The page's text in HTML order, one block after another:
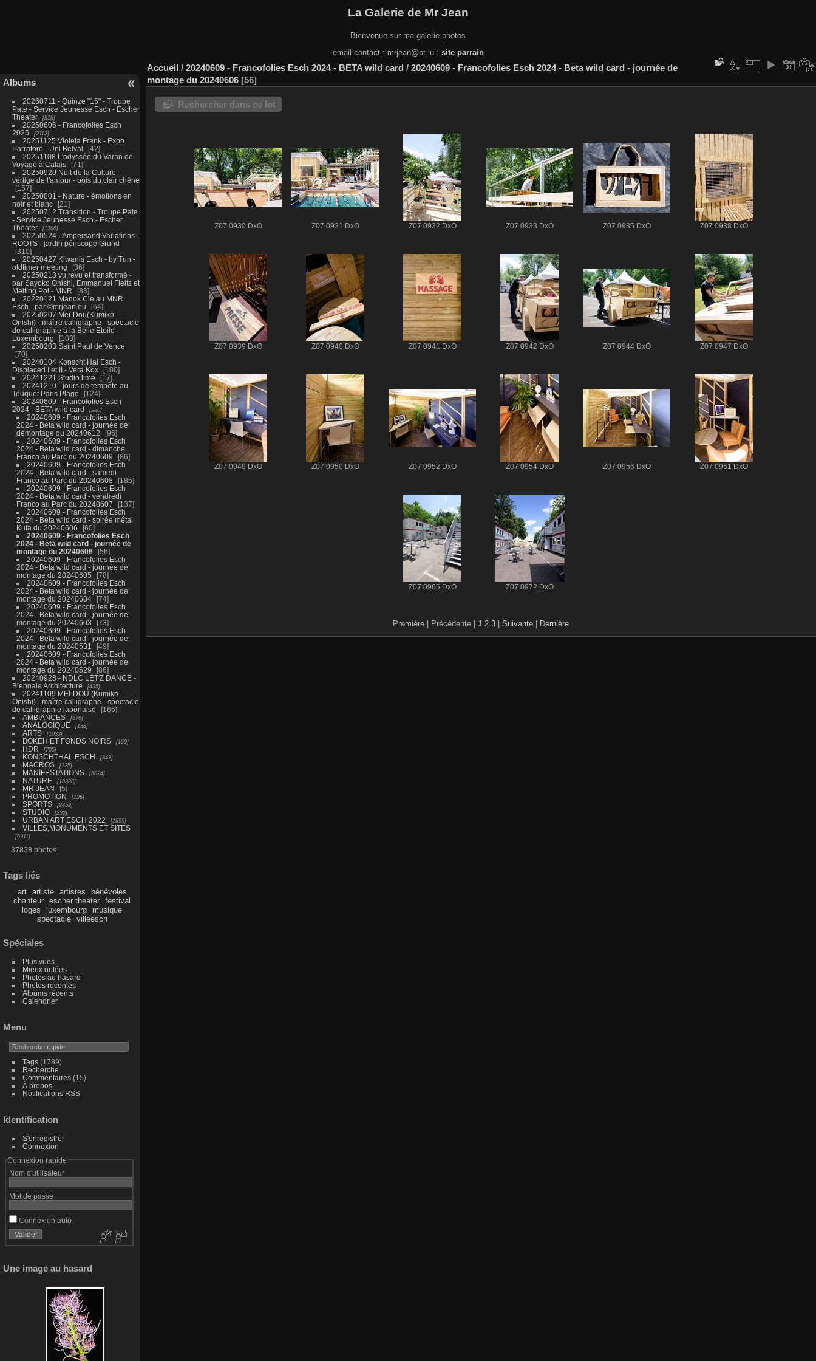
La Galerie de Mr Jean
Bienvenue sur ma galerie photos
email contact : mrjean@pt.lu : site parrain
Albums
20260711 - Quinze "15" - Troupe
Pate - Service Jeunesse Esch - Escher
Theater
818
20250606 - Francofolies Esch
2025
2112
20251125 Violeta Frank - Expo
Parratoro - Uni Belval
42
20251108 L'odyssée du Varan de
Voyage à Calais
71
20250920 Nuit de la Culture -
vertige de l'amour - bois du clair chêne
157
20250801 - Nature - émotions en
noir et blanc
21
20250712 Transition - Troupe Pate
- Service Jeunesse Esch - Escher
Theater
1308
20250524 - Ampersand Variations -
ROOTS - jardin périscope Grund
310
20250427 Kiwanis Esch - by Tun -
oldtimer meeting
36
20250213 vu,revu et transformé -
par Sayoko Onishi, Emmanuel Fleitz et
Melting Pol - MNR
83
20220121 Manok Cie au MNR
Esch - par ©mrjean.eu
64
20250207 Mei-Dou(Kumiko-
Onishi) - maître calligraphe - spectacle
de calligraphie à la Belle Etoile -
Luxembourg
103
20250203 Saint Paul de Vence
70
20240104 Konscht Hal Esch -
Displaced I et II - Vera Kox
100
20241221 Studio time
17
20241210 - jours de tempête au
Touquet Paris Plage
124
20240609 - Francofolies Esch
2024 - BETA wild card
980
20240609 - Francofolies Esch
2024 - Beta wild card - journée de
démontage du 20240612
96
20240609 - Francofolies Esch
2024 - Beta wild card - dimanche
Franco au Parc du 20240609
86
20240609 - Francofolies Esch
2024 - Beta wild card - samedi
Franco au Parc du 20240608
185
20240609 - Francofolies Esch
2024 - Beta wild card - vendredi
Franco au Parc du 20240607
137
20240609 - Francofolies Esch
2024 - Beta wild card - soirée métal
Kufa du 20240606
60
20240609 - Francofolies Esch
2024 - Beta wild card - journée de
montage du 20240606
56
20240609 - Francofolies Esch
2024 - Beta wild card - journée de
montage du 20240605
78
20240609 - Francofolies Esch
2024 - Beta wild card - journée de
montage du 20240604
74
20240609 - Francofolies Esch
2024 - Beta wild card - journée de
montage du 20240603
73
20240609 - Francofolies Esch
2024 - Beta wild card - journée de
montage du 20240531
49
20240609 - Francofolies Esch
2024 - Beta wild card - journée de
montage du 20240529
86
20240928 - NDLC LET'Z DANCE -
Biennale Architecture
435
20241109 MEI-DOU (Kumiko
Onishi) - maître calligraphe - spectacle
de calligraphie japonaise
166
AMBIANCES
576
ANALOGIQUE 138
ARTS 1033
BOKEH ET FONDS NOIRS 169
HDR 705
KONSCHTHAL ESCH 843
MACROS 125
MANIFESTATIONS 6824
NATURE 10336
MR JEAN
5
PROMOTION
136
SPORTS 2859
STUDIO 232
URBAN ART ESCH 2022 1699
VILLES,MONUMENTS ET SITES
6911
37838 photos
Tags liés
art artiste artistes
bénévoles
chanteur
escher theater
festival
loges
luxembourg
musique
spectacle
villeesch
Spéciales
Plus vues
Mieux notées
Photos au hasard
Photos récentes
Albums récents
Calendrier
Menu
Tags(1789)
Recherche
Commentaires(15)
À propos
Notifications RSS
Identification
S'enregistrer
Connexion
Connexion rapide
Nom d'utilisateur
Mot de passe
Connexion auto
Une image au hasard
Accueil / 20240609 - Francofolies Esch 2024 - BETA wild card / 20240609 - Francofolies Esch 2024 - Beta wild card - journée de
montage du 20240606 56
Rechercher dans ce lot
Z07 0930 DxO Z07 0931 DxO Z07 0932 DxO Z07 0933 DxO Z07 0935 DxO Z07 0938 DxO
Z07 0939 DxO Z07 0940 DxO Z07 0941 DxO Z07 0942 DxO Z07 0944 DxO Z07 0947 DxO
Z07 0949 DxO Z07 0950 DxO Z07 0952 DxO Z07 0954 DxO Z07 0956 DxO Z07 0961 DxO
Z07 0965 DxO Z07 0972 DxO
Première | Précédente | 1 2 3 Suivante Dernière